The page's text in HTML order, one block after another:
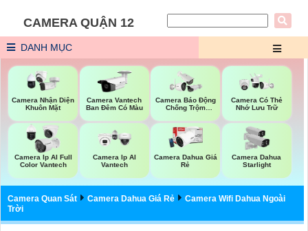
CAMERA QUẬN 12
DANH MỤC
Camera Nhận Diện
Khuôn Mặt
Camera Vantech
Ban Đêm Có Màu
Camera Báo Động
Chống Trộm
Camera Có Thẻ
Nhớ Lưu Trữ
Camera Ip AI Full
Color Vantech
Camera Ip AI
Vantech
Camera Dahua Giá
Rẻ
Camera Dahua
Starlight
Camera Quan Sát Camera Dahua Giá Rẻ
Camera Wifi Dahua Ngoài
Trời